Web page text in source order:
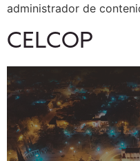
administrador de
CELCOP